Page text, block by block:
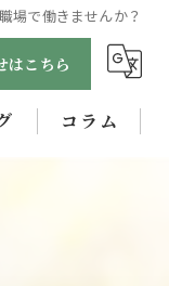
場で働きませんか？
はこちら
コラム